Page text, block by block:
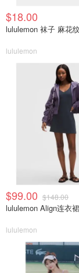
$18.00
lululemon 袜子 麻花
lululemon
$99.00 $148.00
lululemon Align连衣
lululemon